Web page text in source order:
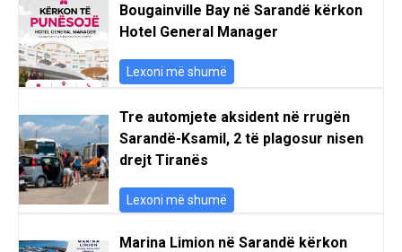
Bougainville Bay në Sarandë kërkon
Hotel General Manager
Lexoni më shumë
Tre automjete aksident në rrugën
Sarandë-Ksamil, 2 të plagosur nisen
drejt Tiranës
Lexoni më shumë
Marina Limion në Sarandë kërkon